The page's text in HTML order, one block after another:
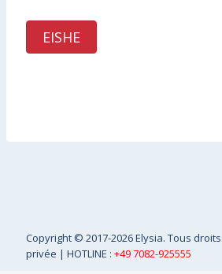
EISHE
Copyright © 2017-2026 Elysia. Tous
privée | HOTLINE :+49 7082-925555